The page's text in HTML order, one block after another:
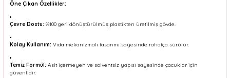
Öne Çıkan Özellikler:
Çevre Dostu: %100 geri dönüştürülmüş plastikten üretilmiş gövde.
Kolay Kullanım: Vida mekanizmalı tasarımı sayesinde rahatça sürülür.
Temiz Formül: Asit içermeyen ve solventsiz yapısı sayesinde çocuklar için
güvenlidir.